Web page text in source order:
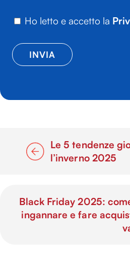
Ho letto e accetto la
Le 5 tendenze
l’inverno 2025
Black Friday 2025:
ingannare e fare